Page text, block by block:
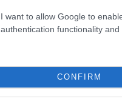
I want to allow Google to
authentication functionality
CONFIRM
Lifestyle|
στο